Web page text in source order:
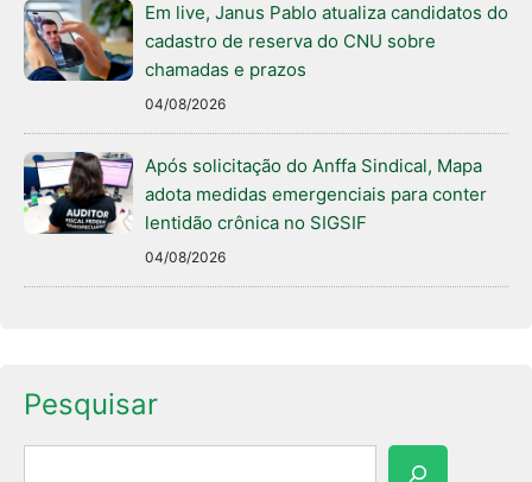
Em live, Janus Pablo atualiza candidatos do
cadastro de reserva do CNU sobre
chamadas e prazos
04/08/2026
Após solicitação do Anffa Sindical, Mapa
adota medidas emergenciais para conter
lentidão crônica no SIGSIF
04/08/2026
Pesquisar